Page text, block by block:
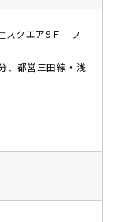
スクエア9Ｆ フ
、都営三田線・浅